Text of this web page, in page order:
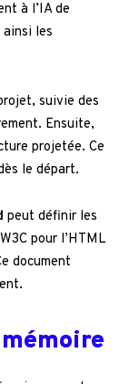
à l’IA de
les
suivie des
Ensuite,
projetée. Ce
le départ.
peut définir les
pour l’HTML
document